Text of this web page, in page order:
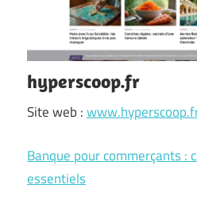
hyperscoop.fr
Site web :
Banque pour commerçants :
essentiels